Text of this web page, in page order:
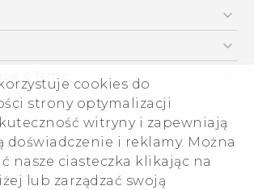
cookies do
strony optymalizacji
witryny i zapewniają
doświadczenie i reklamy. Można
nasze ciasteczka klikając na
lub zarządzać swoją
dotyczące bezpieczeństwa i
o firmie
(angielski)